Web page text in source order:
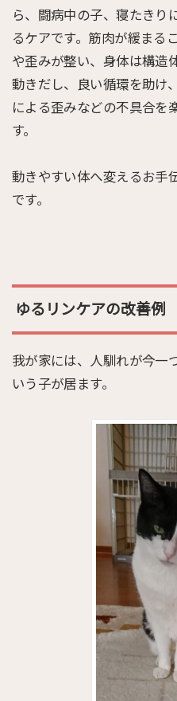
ら、闘病中の子、寝たきり
るケアです。筋肉が緩まる
や歪みが整い、身体は構造
動きだし、良い循環を助け
による歪みなどの不具合を
す。
動きやすい体へ変えるお手
です。
ゆるリンケアの改善例
我が家には、人馴れが今一
いう子が居ます。